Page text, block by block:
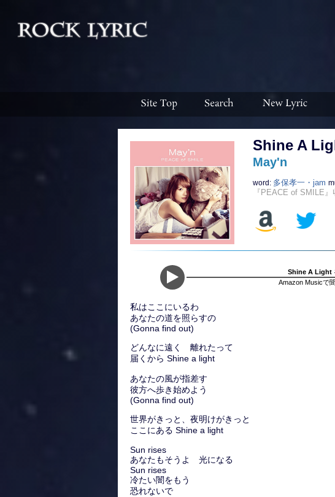
Shine A
May'n
word: 多保孝一・jam
『PEACE of SMILE』
Shine A Light
Amazon Musicで
私はここにいるわ
あなたの道を照らすの
(Gonna find out)
どんなに遠く 離れたって
届くから Shine a light
あなたの風が指差す
彼方へ歩き始めよう
(Gonna find out)
世界がきっと、夜明けがきっと
ここにある Shine a light
Sun rises
あなたもそうよ 光になる
Sun rises
冷たい闇をもう
恐れないで